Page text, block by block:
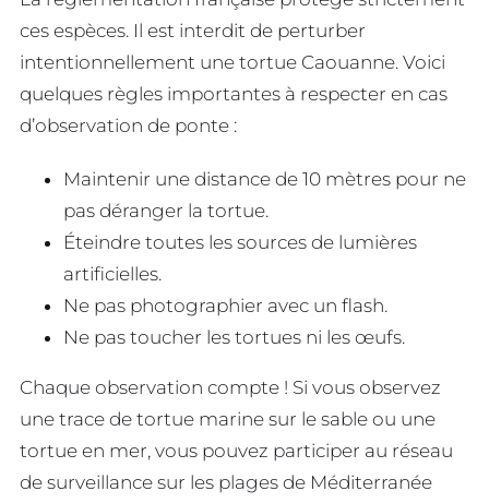
ces espèces. Il est interdit de perturber
intentionnellement une tortue Caouanne. Voici
quelques règles importantes à respecter en cas
d’observation de ponte :
Maintenir une distance de 10 mètres pour ne
pas déranger la tortue.
Éteindre toutes les sources de lumières
artificielles.
Ne pas photographier avec un flash.
Ne pas toucher les tortues ni les œufs.
Chaque observation compte ! Si vous observez
une trace de tortue marine sur le sable ou une
tortue en mer, vous pouvez participer au réseau
de surveillance sur les plages de Méditerranée